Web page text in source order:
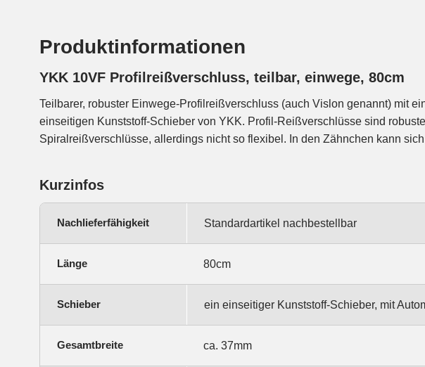
Produktinformationen
YKK 10VF Profilreißverschluss, teilbar, einwege, 80cm
Teilbarer, robuster Einwege-Profilreißverschluss (auch Vislon genannt) mit
einseitigen Kunststoff-Schieber von YKK. Profil-Reißverschlüsse sind
Spiralreißverschlüsse, allerdings nicht so flexibel. In den Zähnchen kann sich
weniger Schmutz und Schnee/Eis ansammeln als bei Spiralreißverschlüssen.
sich auf die gewünschte Länge kürzen. Geeignet für Neopren-Anzüge und
Kurzinfos
Nachlieferfähigkeit Standardartikel nachbestellbar
Länge 80cm
Schieber ein einseitiger Kunststoff-Schieber, mit
Gesamtbreite ca. 37mm